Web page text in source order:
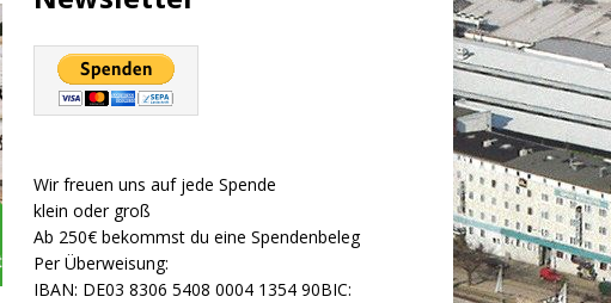
Wir freuen uns auf jede Spende
klein oder groß
Ab 250€ bekommst du eine Spendenbeleg
Per Überweisung:
IBAN: DE03 8306 5408 0004 1354 90BIC: